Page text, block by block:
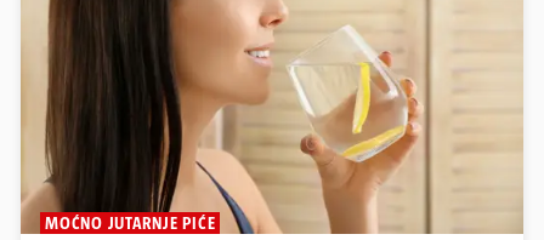
MOĆNO JUTARNJE PIĆE